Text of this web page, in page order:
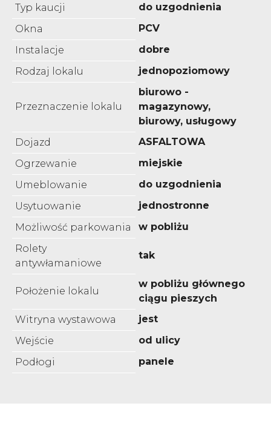
Typ kaucji
do uzgodnienia
Okna
PCV
Instalacje
dobre
Rodzaj lokalu
jednopoziomowy
Przeznaczenie lokalu
biurowo -
magazynowy,
biurowy, usługowy
Dojazd
ASFALTOWA
Ogrzewanie
miejskie
Umeblowanie
do uzgodnienia
Usytuowanie
jednostronne
Możliwość parkowania
w pobliżu
Rolety
antywłamaniowe
tak
Położenie lokalu
w pobliżu głównego
ciągu pieszych
Witryna wystawowa
jest
Wejście
od ulicy
Podłogi
panele